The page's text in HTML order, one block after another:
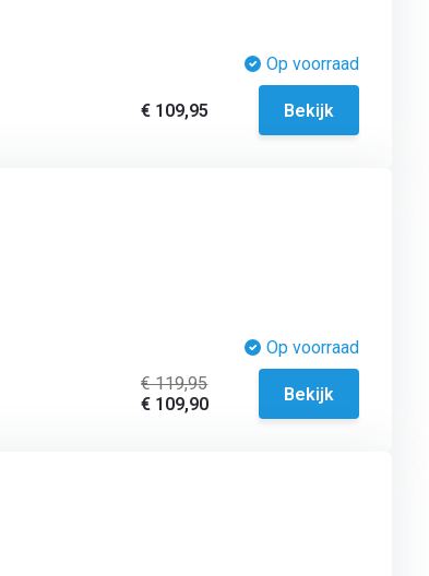
Op voorraad
€ 109,95 Bekijk
Op voorraad
€ 119,95
€ 109,90
Bekijk